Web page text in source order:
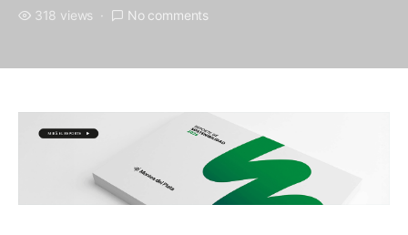
318 views No comments